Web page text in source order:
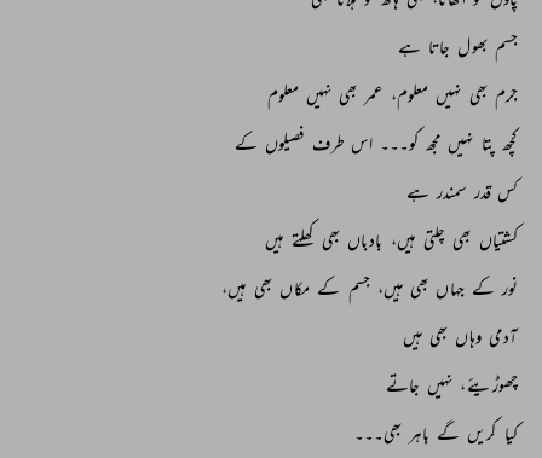
جسم بھول جاتا ہے
جرم بھی نہیں معلوم، عمر بھی نہیں معلوم
کچھ پتا نہیں مجھ کو۔۔۔ اس طرف فصیلوں کے
کس قدر سمندر ہے
کشتیاں بھی چلتی ہیں، بادباں بھی کھلتے ہیں
نور کے جہاں بھی ہیں، جسم کے مکاں بھی ہیں،
آدمی وہاں بھی ہیں
چھوڑیئے، نہیں جاتے
کیا کریں گے باہر بھی۔۔۔